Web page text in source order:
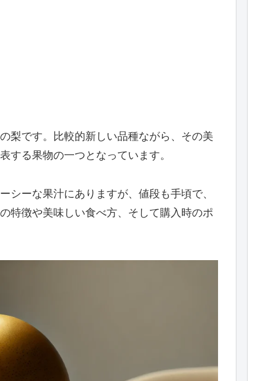
梨です。比較的新しい品種ながら、その美
する果物の一つとなっています。
シーな果汁にありますが、値段も手頃で、
特徴や美味しい食べ方、そして購入時のポ